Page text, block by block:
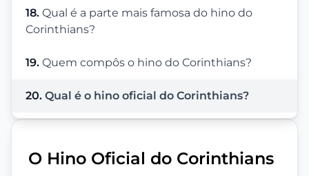
18. Qual é a parte mais famosa do hino do
Corinthians?
19. Quem compôs o hino do Corinthians?
20. Qual é o hino oficial do Corinthians?
O Hino Oficial do Corinthians